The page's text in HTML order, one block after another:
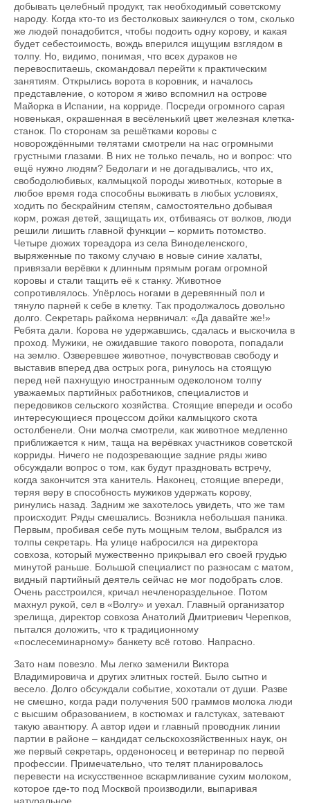
добывать целебный продукт, так необходимый советскому
народу. Когда кто-то из бестолковых заикнулся о том, сколько
же людей понадобится, чтобы подоить одну корову, и какая
будет себестоимость, вождь вперился ищущим взглядом в
толпу. Но, видимо, понимая, что всех дураков не
перевоспитаешь, скомандовал перейти к практическим
занятиям. Открылись ворота в коровник, и началось
представление, о котором я живо вспомнил на острове
Майорка в Испании, на корриде. Посреди огромного сарая
новенькая, окрашенная в весёленький цвет железная клетка-
станок. По сторонам за решётками коровы с
новорождёнными телятами смотрели на нас огромными
грустными глазами. В них не только печаль, но и вопрос: что
ещё нужно людям? Бедолаги и не догадывались, что их,
свободолюбивых, калмыцкой породы животных, которые в
любое время года способны выживать в любых условиях,
ходить по бескрайним степям, самостоятельно добывая
корм, рожая детей, защищать их, отбиваясь от волков, люди
решили лишить главной функции – кормить потомство.
Четыре дюжих тореадора из села Виноделенского,
выряженные по такому случаю в новые синие халаты,
привязали верёвки к длинным прямым рогам огромной
коровы и стали тащить её к станку. Животное
сопротивлялось. Упёрлось ногами в деревянный пол и
тянуло парней к себе в клетку. Так продолжалось довольно
долго. Секретарь райкома нервничал: «Да давайте же!»
Ребята дали. Корова не удержавшись, сдалась и выскочила в
проход. Мужики, не ожидавшие такого поворота, попадали
на землю. Озверевшее животное, почувствовав свободу и
выставив вперед два острых рога, ринулось на стоящую
перед ней пахнущую иностранным одеколоном толпу
уважаемых партийных работников, специалистов и
передовиков сельского хозяйства. Стоящие впереди и особо
интересующиеся процессом дойки калмыцкого скота
остолбенели. Они молча смотрели, как животное медленно
приближается к ним, таща на верёвках участников советской
корриды. Ничего не подозревающие задние ряды живо
обсуждали вопрос о том, как будут праздновать встречу,
когда закончится эта канитель. Наконец, стоящие впереди,
теряя веру в способность мужиков удержать корову,
ринулись назад. Задним же захотелось увидеть, что же там
происходит. Ряды смешались. Возникла небольшая паника.
Первым, пробивая себе путь мощным телом, выбрался из
толпы секретарь. На улице набросился на директора
совхоза, который мужественно прикрывал его своей грудью
минутой раньше. Большой специалист по разносам с матом,
видный партийный деятель сейчас не мог подобрать слов.
Очень расстроился, кричал нечленораздельное. Потом
махнул рукой, сел в «Волгу» и уехал. Главный организатор
зрелища, директор совхоза Анатолий Дмитриевич Черепков,
пытался доложить, что к традиционному
«послесеминарному» банкету всё готово. Напрасно.
Зато нам повезло. Мы легко заменили Виктора
Владимировича и других элитных гостей. Было сытно и
весело. Долго обсуждали событие, хохотали от души. Разве
не смешно, когда ради получения 500 граммов молока люди
с высшим образованием, в костюмах и галстуках, затевают
такую авантюру. А автор идеи и главный проводник линии
партии в районе – кандидат сельскохозяйственных наук, он
же первый секретарь, орденоносец и ветеринар по первой
профессии. Примечательно, что телят планировалось
перевести на искусственное вскармливание сухим молоком,
которое где-то под Москвой производили, выпаривая